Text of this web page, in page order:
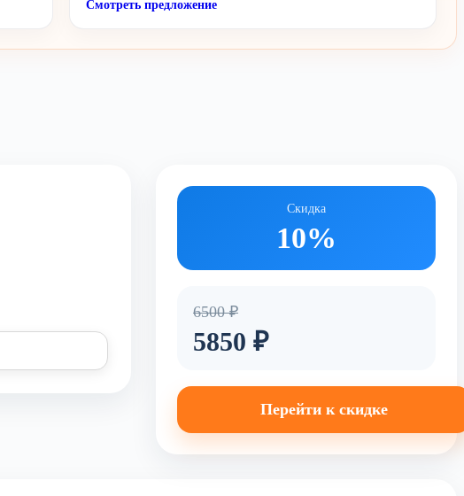
Смотреть предложение
Скидка
10%
6500 ₽
5850 ₽
Перейти к скидке